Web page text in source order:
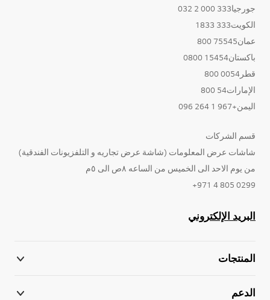
جورجيا333 000 2 032
الكويت333 1833
عمان75545 800
باكستان15454 0800
قطر0054 800
الإمارات54 800
اليمن+967 1 264 096
قسم الشركات
شاشات عرض المعلومات (شاشة عرض تجاريه و التلفزيونات الفندقية)
من يوم الاحد الى الخميس من الساعه ٨ص الى ٥م
0299 805 4 971+
البريد الإلكتروني
المنتجات
الدعم